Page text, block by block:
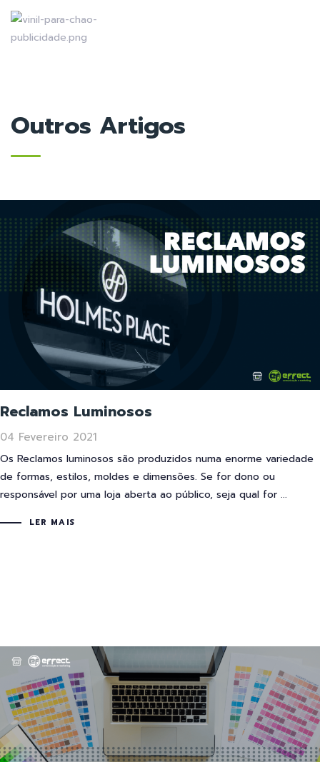
Outros Artigos
Reclamos Luminosos
04 Fevereiro 2021
Os Reclamos luminosos são produzidos numa enorme variedade
de formas, estilos, moldes e dimensões. Se for dono ou
responsável por uma loja aberta ao público, seja qual for ...
LER MAIS